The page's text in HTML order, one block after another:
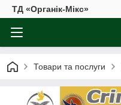
ТД «Органік-Мікс»
Товари та послуги